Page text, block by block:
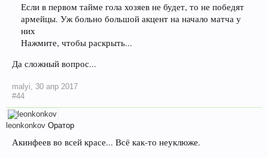
Если в первом тайме гола хозяев не будет, то не победят
армейцы. Уж больно большой акцент на начало матча у
них
Нажмите, чтобы раскрыть...
Да сложный вопрос...
malyi
30 апр 2017
#44
leonkonkov Оратор
Акинфеев во всей красе... Всё как-то неуклюже.